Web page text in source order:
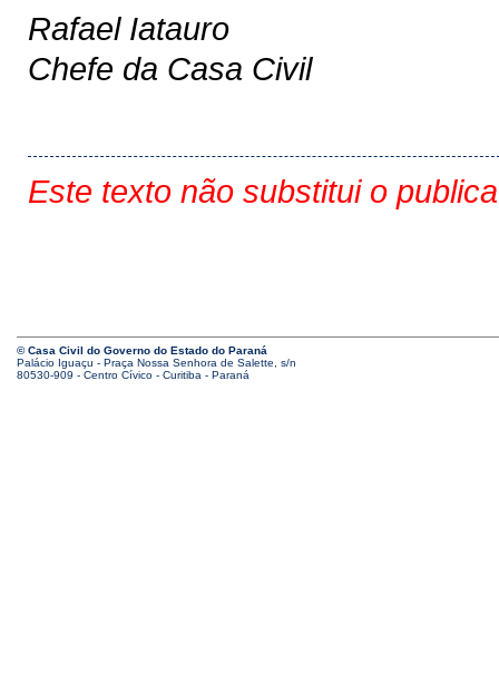
Rafael Iatauro
Chefe da Casa Civil
Este texto não substitui o
© Casa Civil do Governo do Estado do Paraná
Palácio Iguaçu - Praça Nossa Senhora de Salette, s/n
80530-909 - Centro Cívico - Curitiba - Paraná